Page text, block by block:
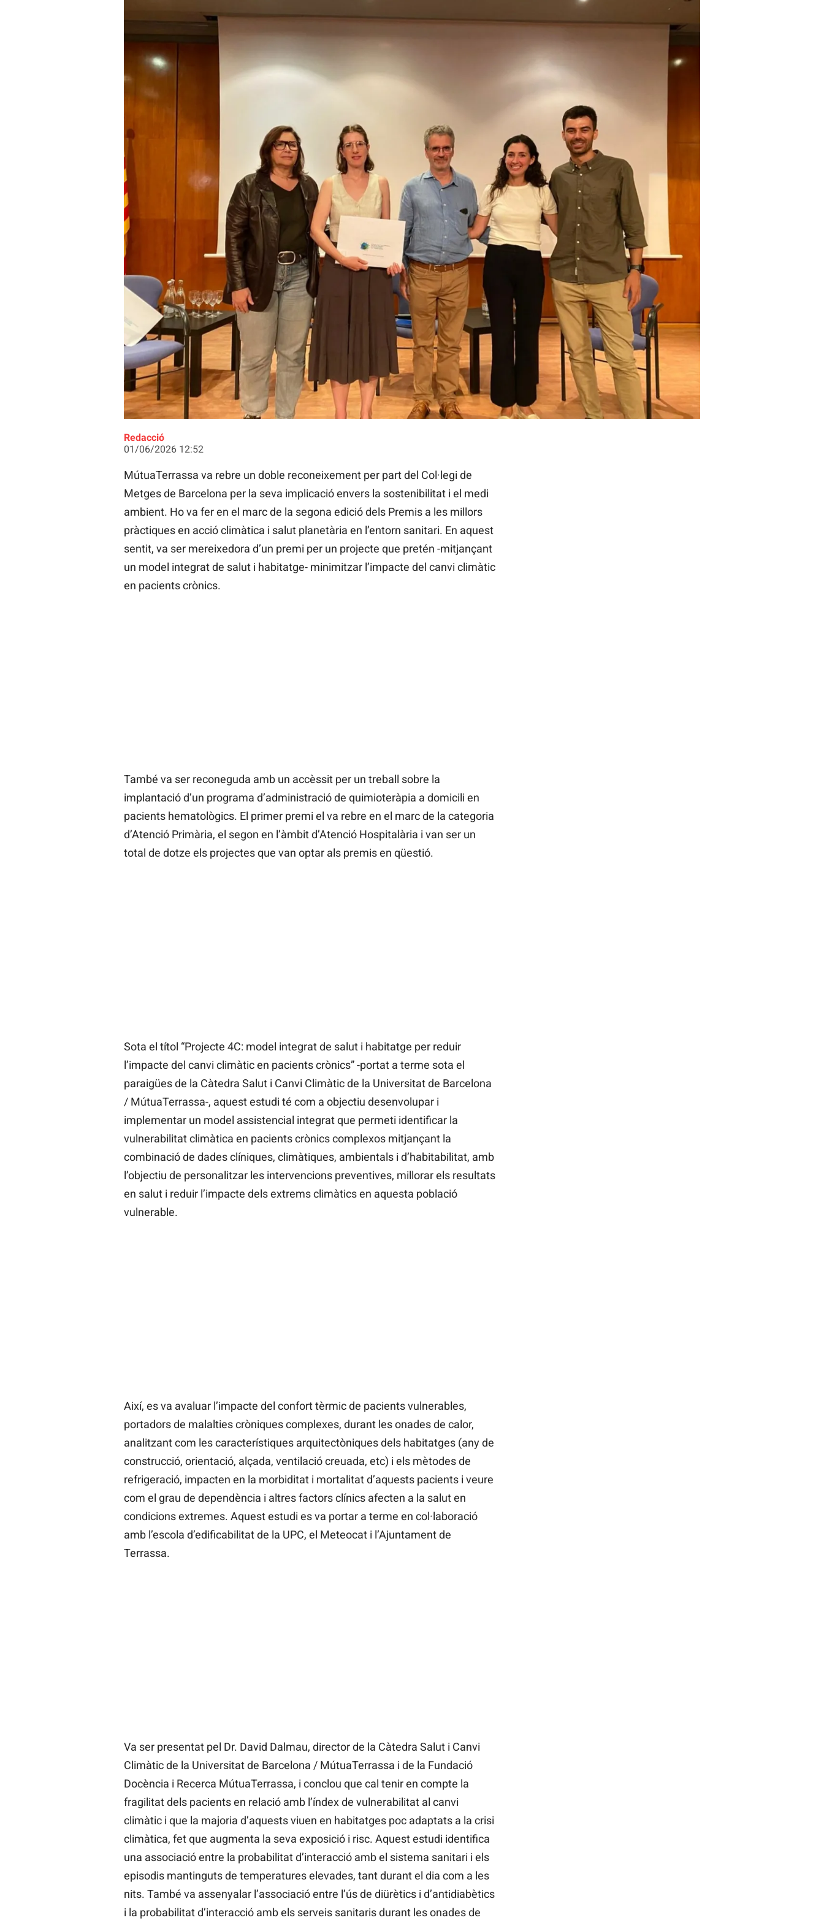
Dra. Villalobos als Premis COMB | MútuaTerrassa
Redacció
01/06/2026 12:52
MútuaTerrassa va rebre un doble reconeixement per part del Col·legi de
Metges de Barcelona per la seva implicació envers la sostenibilitat i el medi
ambient. Ho va fer en el marc de la segona edició dels Premis a les millors
pràctiques en acció climàtica i salut planetària en l’entorn sanitari. En aquest
sentit, va ser mereixedora d’un premi per un projecte que pretén -mitjançant
un model integrat de salut i habitatge- minimitzar l’impacte del canvi climàtic
en pacients crònics.
També va ser reconeguda amb un accèssit per un treball sobre la
implantació d’un programa d’administració de quimioteràpia a domicili en
pacients hematològics. El primer premi el va rebre en el marc de la categoria
d’Atenció Primària, el segon en l’àmbit d’Atenció Hospitalària i van ser un
total de dotze els projectes que van optar als premis en qüestió.
Sota el títol “Projecte 4C: model integrat de salut i habitatge per reduir
l’impacte del canvi climàtic en pacients crònics” -portat a terme sota el
paraigües de la Càtedra Salut i Canvi Climàtic de la Universitat de Barcelona
/ MútuaTerrassa-, aquest estudi té com a objectiu desenvolupar i
implementar un model assistencial integrat que permeti identificar la
vulnerabilitat climàtica en pacients crònics complexos mitjançant la
combinació de dades clíniques, climàtiques, ambientals i d’habitabilitat, amb
l’objectiu de personalitzar les intervencions preventives, millorar els resultats
en salut i reduir l’impacte dels extrems climàtics en aquesta població
vulnerable.
Així, es va avaluar l’impacte del confort tèrmic de pacients vulnerables,
portadors de malalties cròniques complexes, durant les onades de calor,
analitzant com les característiques arquitectòniques dels habitatges (any de
construcció, orientació, alçada, ventilació creuada, etc) i els mètodes de
refrigeració, impacten en la morbiditat i mortalitat d’aquests pacients i veure
com el grau de dependència i altres factors clínics afecten a la salut en
condicions extremes. Aquest estudi es va portar a terme en col·laboració
amb l’escola d’edificabilitat de la UPC, el Meteocat i l’Ajuntament de
Terrassa.
Va ser presentat pel Dr. David Dalmau, director de la Càtedra Salut i Canvi
Climàtic de la Universitat de Barcelona / MútuaTerrassa i de la Fundació
Docència i Recerca MútuaTerrassa, i conclou que cal tenir en compte la
fragilitat dels pacients en relació amb l’índex de vulnerabilitat al canvi
climàtic i que la majoria d’aquests viuen en habitatges poc adaptats a la crisi
climàtica, fet que augmenta la seva exposició i risc. Aquest estudi identifica
una associació entre la probabilitat d’interacció amb el sistema sanitari i els
episodis mantinguts de temperatures elevades, tant durant el dia com a les
nits. També va assenyalar l’associació entre l’ús de diürètics i d’antidiabètics
i la probabilitat d’interacció amb els serveis sanitaris durant les onades de